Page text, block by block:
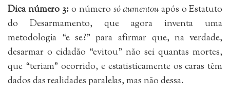
Dica número 3:o número só aumentouapós o Estatuto
do Desarmamento, que agora inventa uma
metodologia “e se?” para afirmar que, na verdade,
desarmar o cidadão “evitou” não sei quantas mortes,
que “teriam” ocorrido, e estatisticamente os caras têm
dados das realidades paralelas, mas não dessa.